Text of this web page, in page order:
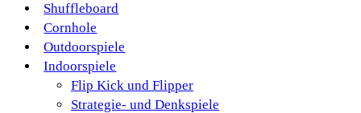
Shuffleboard
Cornhole
Outdoorspiele
Indoorspiele
Flip Kick und Flipper
Strategie- und Denkspiele